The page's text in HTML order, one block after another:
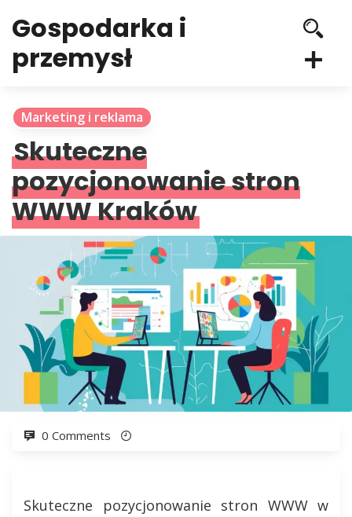
Gospodarka i
przemysł
Marketing i reklama
Skuteczne
pozycjonowanie stron
WWW Kraków
0 Comments
Skuteczne pozycjonowanie stron WWW w